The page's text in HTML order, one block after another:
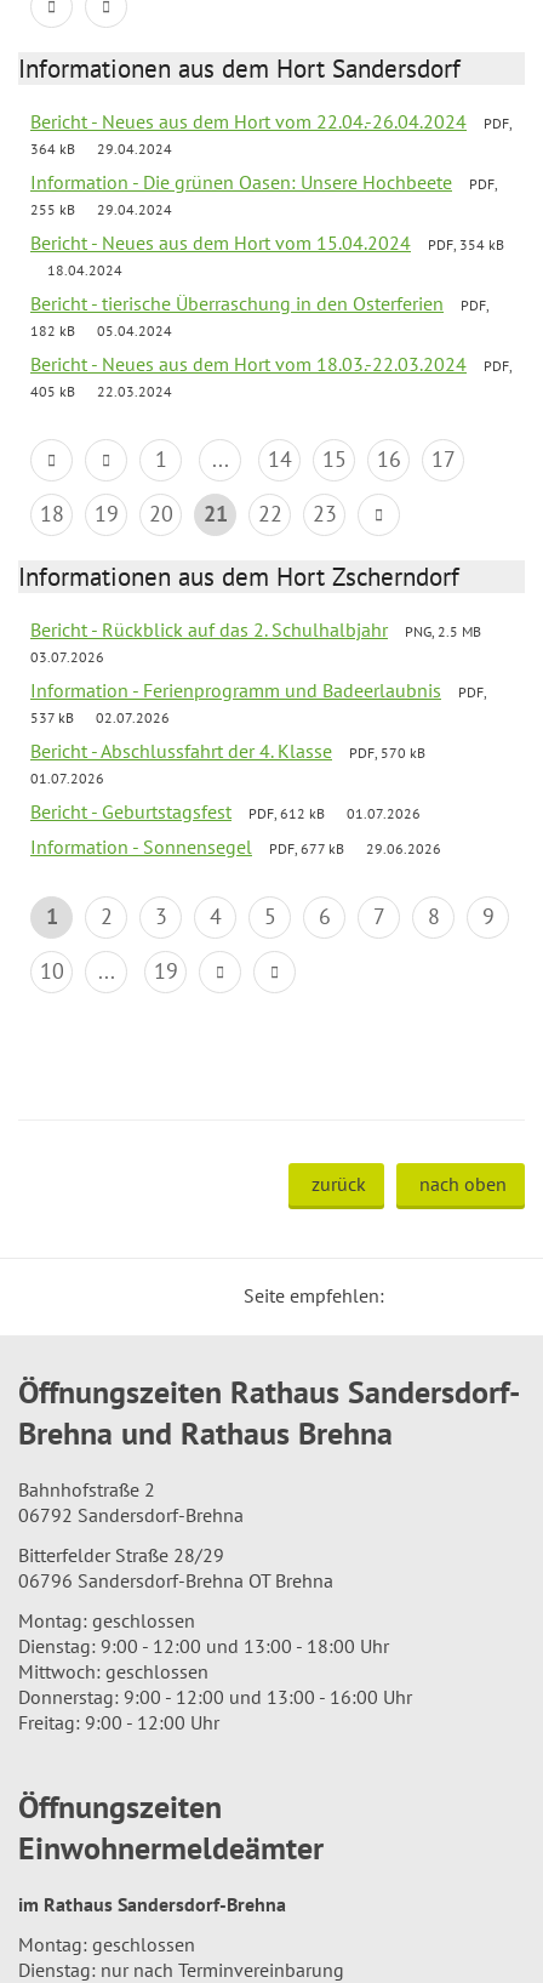
Informationen aus dem Hort Sandersdorf
Bericht - Neues aus dem Hort vom 22.04.-26.04.2024
PDF,
364 kB
29.04.2024
Information - Die grünen Oasen: Unsere Hochbeete
PDF,
255 kB
29.04.2024
Bericht - Neues aus dem Hort vom 15.04.2024
PDF, 354 kB
18.04.2024
Bericht - tierische Überraschung in den Osterferien
PDF,
182 kB
05.04.2024
Bericht - Neues aus dem Hort vom 18.03.-22.03.2024
PDF,
405 kB
22.03.2024
1 ... 14 15 16
17
18
19 20 21 22 23
Informationen aus dem Hort Zscherndorf
Bericht - Rückblick auf das 2. Schulhalbjahr
PNG, 2.5 MB
03.07.2026
Information - Ferienprogramm und Badeerlaubnis
PDF,
537 kB
02.07.2026
Bericht - Abschlussfahrt der 4. Klasse
PDF, 570 kB
01.07.2026
Bericht - Geburtstagsfest PDF, 612 kB 01.07.2026
Information - Sonnensegel PDF, 677 kB 29.06.2026
1 2 3 4 5 6 7 8
9
10
... 19
zurück nach oben
Seite empfehlen:
Öffnungszeiten Rathaus Sandersdorf-
Brehna und Rathaus Brehna
Bahnhofstraße 2
06792 Sandersdorf-Brehna
Bitterfelder Straße 28/29
06796 Sandersdorf-Brehna OT Brehna
Montag: geschlossen
Dienstag: 9:00 - 12:00 und 13:00 - 18:00 Uhr
Mittwoch: geschlossen
Donnerstag: 9:00 - 12:00 und 13:00 - 16:00 Uhr
Freitag: 9:00 - 12:00 Uhr
Öffnungszeiten
Einwohnermeldeämter
im Rathaus Sandersdorf-Brehna
Montag: geschlossen
Dienstag: nur nach Terminvereinbarung